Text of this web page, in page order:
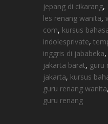
jepang di cikarang,
les renang wanita,
com, kursus
indolesprivate,
inggris di jababeka,
jakarta barat, guru
jakarta, kursus
guru renang wanita,
guru renang